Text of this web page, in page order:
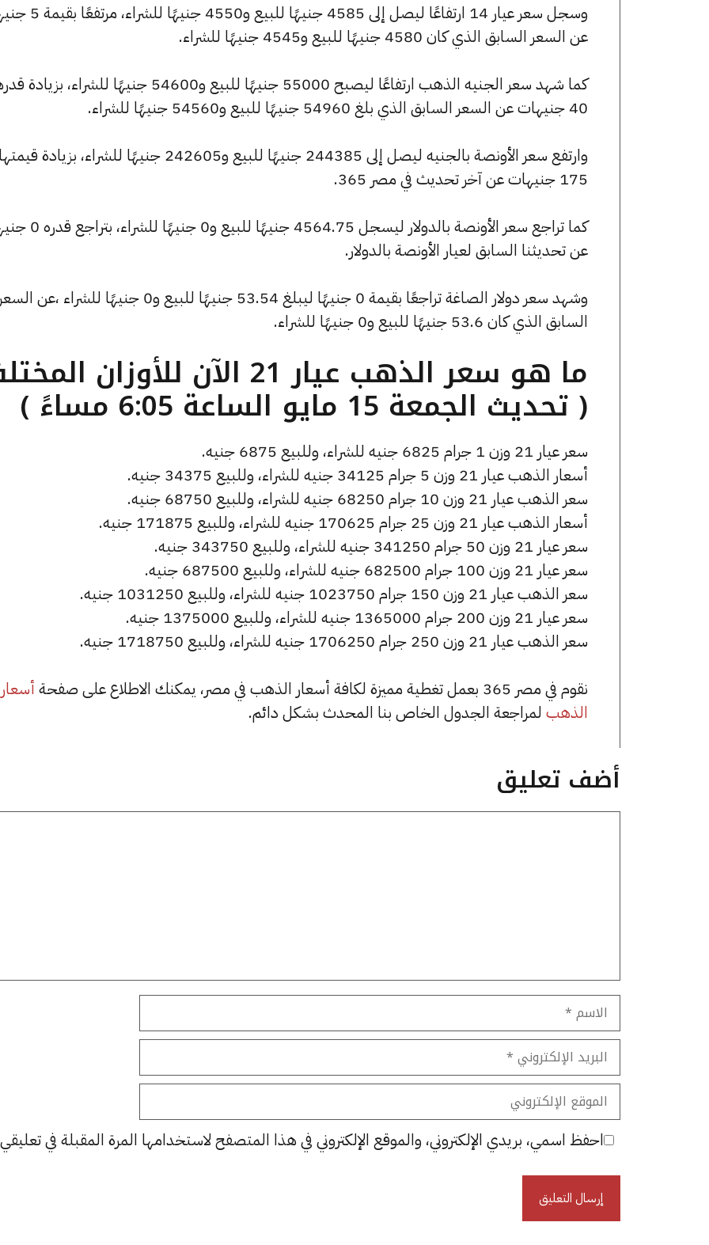
وسجل سعر عيار 14 ارتفاعًا ليصل إلى 4585
عن السعر السابق الذي كان 4580 جنيهًا للبيع و4545 جنيهًا للشراء.
كما شهد سعر الجنيه الذهب ارتفاعًا ليصبح 55000 جنيهًا للبيع و54600 جنيهًا للشراء،
40 جنيهات عن السعر السابق الذي بلغ 54960 جنيهًا للبيع و54560 جنيهًا للشراء.
وارتفع سعر الأونصة بالجنيه ليصل إلى 244385 جنيهًا للبيع و242605 جنيهًا للشراء، بزيادة قيمتها
175 جنيهات عن آخر تحديث في مصر 365.
كما تراجع سعر الأونصة بالدولار ليسجل
عن تحديثنا السابق لعيار الأونصة بالدولار.
وشهد سعر دولار الصاغة تراجعًا بقيمة 0 جنيهًا ليبلغ 53.54 جنيهًا للبيع و0 جنيهًا للشراء ،عن السعر
السابق الذي كان 53.6 جنيهًا للبيع و0 جنيهًا للشراء.
ما هو سعر الذهب عيار 21 الآن للأوزان
( تحديث الجمعة 15 مايو الساعة 6:05 مساءً )
سعر عيار 21 وزن 1 جرام 6825 جنيه للشراء، وللبيع 6875 جنيه.
أسعار الذهب عيار 21 وزن 5 جرام 34125 جنيه للشراء، وللبيع 34375 جنيه.
سعر الذهب عيار 21 وزن 10 جرام 68250 جنيه للشراء، وللبيع 68750 جنيه.
أسعار الذهب عيار 21 وزن 25 جرام 170625 جنيه للشراء، وللبيع 171875 جنيه.
سعر عيار 21 وزن 50 جرام 341250 جنيه للشراء، وللبيع 343750 جنيه.
سعر عيار 21 وزن 100 جرام 682500 جنيه للشراء، وللبيع 687500 جنيه.
سعر الذهب عيار 21 وزن 150 جرام 1023750 جنيه للشراء، وللبيع 1031250 جنيه.
سعر عيار 21 وزن 200 جرام 1365000 جنيه للشراء، وللبيع 1375000 جنيه.
سعر الذهب عيار 21 وزن 250 جرام 1706250 جنيه للشراء، وللبيع 1718750 جنيه.
نقوم في مصر 365 بعمل تغطية مميزة لكافة أسعار الذهب في مصر، يمكنك الاطلاع على صفحة
أسعار
الذهب لمراجعة الجدول الخاص بنا المحدث بشكل دائم.
أضف تعليق
الاسم
البريد
الإلكتروني
الموقع
الإلكتروني
احفظ اسمي، بريدي الإلكتروني، والموقع الإلكتروني في هذا المتصفح لاستخدامها المرة المقبلة في